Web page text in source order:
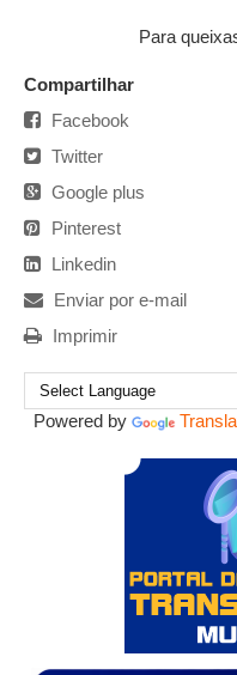
Para
Compartilhar
Facebook
Twitter
Google plus
Pinterest
Linkedin
Enviar por e-mail
Imprimir
Powered by